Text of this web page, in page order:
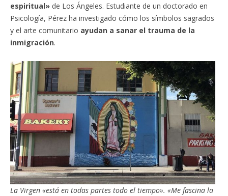
espiritual» de Los Ángeles. Estudiante de un doctorado en
Psicología, Pérez ha investigado cómo los símbolos sagrados
y el arte comunitario ayudan a sanar el trauma de la
inmigración.
La Virgen «está en todas partes todo el tiempo». «Me fascina la